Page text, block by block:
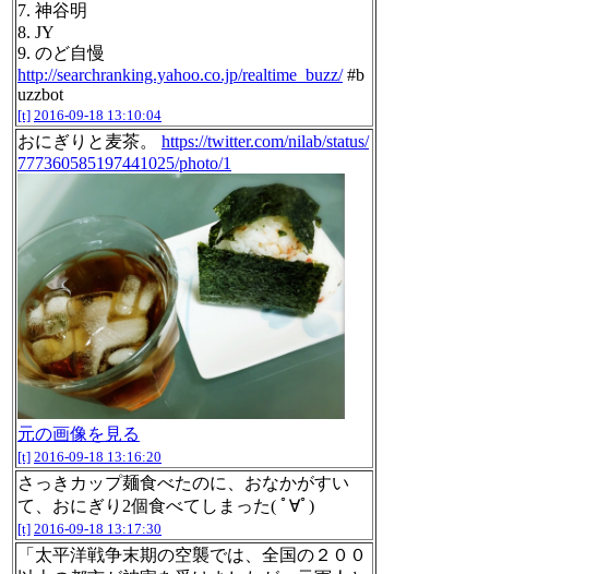
7. 神谷明
8. JY
9. のど自慢
http://searchranking.yahoo.co.jp/realtime_buzz/#b
uzzbot
[t] 2016-09-18 13:10:04
おにぎりと麦茶。 https://twitter.com/nilab/status/
777360585197441025/photo/1
元の画像を見る
[t] 2016-09-18 13:16:20
さっきカップ麺食べたのに、おなかがすい
て、おにぎり2個食べてしまった( ﾟ∀ﾟ)
[t] 2016-09-18 13:17:30
「太平洋戦争末期の空襲では、全国の２００